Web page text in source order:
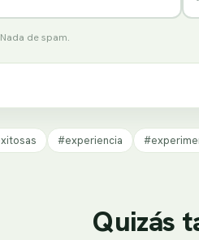
de spam.
#experiencia
Quizás